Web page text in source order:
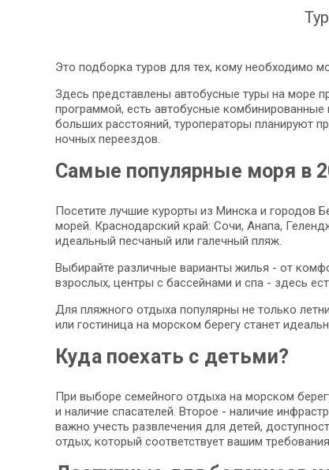
Это подборка туров для тех, кому необходимо
Здесь представлены автобусные туры на море
программой, есть автобусные комбинированные
больших расстояний, туроператоры планируют
ночных переездов.
Самые популярные моря в
Посетите лучшие курорты из Минска и городов
морей. Краснодарский край: Сочи, Анапа,
идеальный песчаный или галечный пляж.
Выбирайте различные варианты жилья - от
взрослых, центры с бассейнами и спа - здесь
Для пляжного отдыха популярны не только
или гостиница на морском берегу станет
Куда поехать с детьми?
При выборе семейного отдыха на морском
и наличие спасателей. Второе - наличие
важно учесть развлечения для детей,
отдых, который соответствует вашим